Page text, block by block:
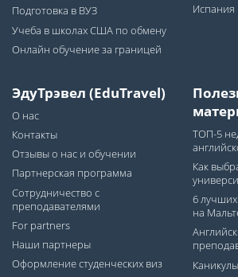
Подготовка в ВУЗ
Учеба в школах США по обмену
Онлайн обучение за границей
Испания
ЭдуТрэвел (EduTravel)
О нас
Контакты
Отзывы о нас и обучении
Партнерская программа
Сотрудничество с
преподавателями
For partners
Наши партнеры
Оформление студенческих виз
ТОП-5
Как
6 лучших
на